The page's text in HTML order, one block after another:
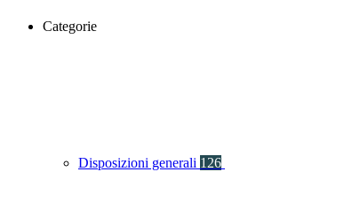
Categorie
Disposizioni generali 126